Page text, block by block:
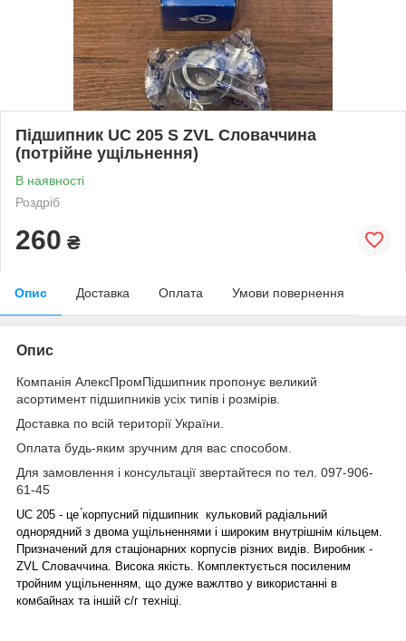
Підшипник UC 205 S ZVL Словаччина
(потрійне ущільнення)
В наявності
Роздріб
260 ₴
Опис Доставка Оплата Умови повернення
Опис
Компанія АлексПромПідшипник пропонує великий
асортимент підшипників усіх типів і розмірів.
Доставка по всій території України.
Оплата будь-яким зручним для вас способом.
Для замовлення і консультації звертайтеся по тел. 097-906-
61-45
UC 205 - це ́корпусний підшипник кульковий радіальний
однорядний з двома ущільненнями і широким внутрішнім кільцем.
Призначений для стаціонарних корпусів різних видів. Виробник -
ZVL Словаччина. Висока якість. Комплектується посиленим
тройним ущільненням, що дуже важлтво у використанні в
комбайнах та іншій с/г техніці.